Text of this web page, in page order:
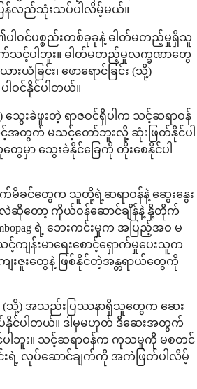
ြန်လည်သုံးသပ်ပါလိမ့်မယ်။
း၏ပါဝင်ပစ္စည်းတစ်ခုခုနဲ့ ဓါတ်မတည့်မှုရှိသူ
သင့်ပါဘူး။ ဓါတ်မတည့်မှုလက္ခဏာတွေ
ယားယံခြင်း၊ ဖောရောင်ခြင်း (သို့)
ဝင်နိုင်ပါတယ်။
သွေးခဲဖူးတဲ့ ရာဇဝင်ရှိပါက သင့်ဆရာဝန်
သင့်အတွက် မသင့်တော်ဘူးလို့ ဆုံးဖြတ်နိုင်ပါ
ာ သွေးခဲနိုင်ခြေကို တိုးစေနိုင်ပါ
မိခင်တွေက သူတို့ရဲ့ဆရာဝန်နဲ့ ဆွေးနွေး
လဲဆိုတော့ ကိုယ်ဝန်ဆောင်ချိန်နဲ့ နို့တိုက်
ရဲ့ ဘေးကင်းမှုက အပြည့်အဝ မ
ျန်းမာရေးစောင့်ရှောက်မှုပေးသူက
ေးဇူးတွေနဲ့ ဖြစ်နိုင်တဲ့အန္တရာယ်တွေကို
(သို့) အသည်းပြဿနာရှိသူတွေက ဆေး
င်ပါတယ်။ ဒါမှမဟုတ် ဒီဆေးအတွက်
ပါဘူး။ သင့်ဆရာဝန်က ကုသမှုကို မစတင်
းရဲ့ လုပ်ဆောင်ချက်ကို အကဲဖြတ်ပါလိမ့်